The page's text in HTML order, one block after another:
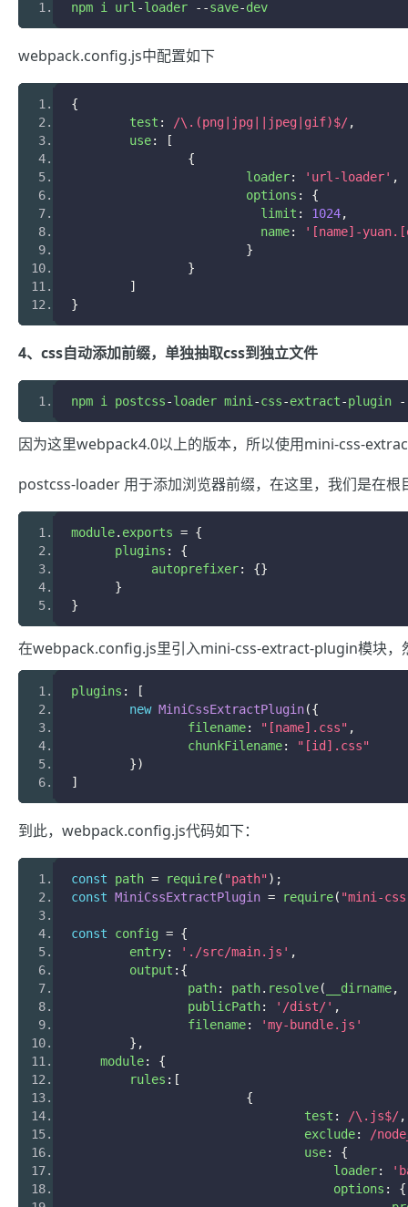
npm i url -loader --save-dev
webpack.config.js中配置如下
{
	test
: /\.(png|jpg||jpeg|gif)$/,
	use
:
[
{
			loader
: 'url-loader' ,
			options
:
{
			  limit
: 1024,
			  name
:
'[name]-
}
}
]
}
4、css自动添加前缀，单独抽取css到独立文件
npm i postcss-loader mini -css-extract-plugin
因为这里webpack4.0以上的版本，所以使用mini-css-
postcss-loader 用于添加浏览器前缀， 在这里， 我们是在根
module. exports = {
      plugins
:
{
           autoprefixer
:
{}
}
}
在webpack.config.js里引入mini-css-extract-plugin模块，
plugins :
[
new MiniCssExtractPlugin({
		filename
: "[name].css" ,
		chunkFilename
:
"[id].css"
})
]
到此，webpack.config.js代码如下：
const path = require( "path");
const MiniCssExtractPlugin = require( "mini-
const config = {
	entry
: './src/main.js' ,
	output
:{
		path
: path. resolve( __dirname,
		publicPath
: '/dist/' ,
		filename
:
'my-bundle.js'
},
    module
:
{
    	rules
:[
{
				test
: /\.js$/,
				exclude
:
/
				use
:
{
				    loader
:
				    options
:
{